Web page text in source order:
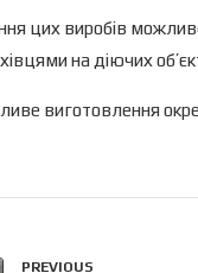
цих виробів
на діючих
виготовлення
PREVIOUS